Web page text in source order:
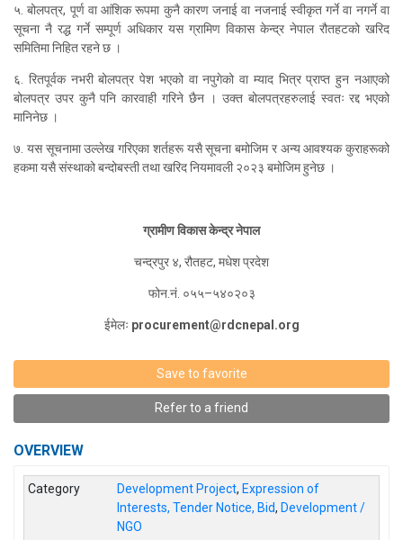
५.बोलपत्र, पूर्ण वा आंशिक रूपमा कुनै कारण जनाई वा नजनाई स्वीकृत गर्ने वा नगर्ने वा
सूचना नै रद्ध गर्ने सम्पूर्ण अधिकार यस ग्रामिण विकास केन्द्र नेपाल रौतहटको खरिद
समितिमा निहित रहने छ ।
६. रितपूर्वक नभरी बोलपत्र पेश भएको वा नपुगेको वा म्याद भित्र प्राप्त हुन नआएको
बोलपत्र उपर कुनै पनि कारवाही गरिने छैन । उक्त बोलपत्रहरुलाई स्वतः रद्द भएको
मानिनेछ ।
७. यस सूचनामा उल्लेख गरिएका शर्तहरू यसै सूचना बमोजिम र अन्य आवश्यक कुराहरूको
हकमा यसै संस्थाको बन्दोबस्ती तथा खरिद नियमावली २०२३ बमोजिम हुनेछ ।
ग्रामीण विकास केन्द्र नेपाल
चन्द्रपुर ४, रौतहट, मधेश प्रदेश
फोन.नं. ०५५–५४०२०३
ईमेलः procurement@rdcnepal.org
Save to favorite
Refer to a friend
OVERVIEW
Category Development Project,Expression of
Interests, Tender Notice, Bid,Development /
NGO